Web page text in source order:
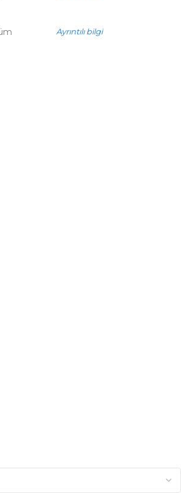
Ayrıntılı bilgi